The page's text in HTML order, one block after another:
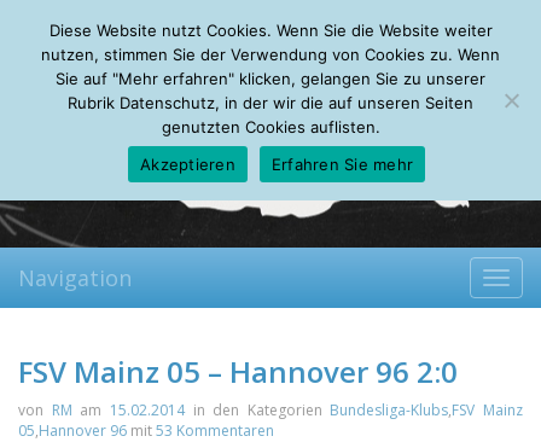
Saturday, 08.08.2026
Mein Account
About Autoren Leseempfehlungen FAQ
Navigation
FSV Mainz 05 – Hannover 96 2:0
von RM am 15.02.2014in den Kategorien Bundesliga-Klubs,FSV Mainz
05,Hannover 96 mit53 Kommentaren
Diese Website nutzt Cookies. Wenn Sie die Website weiter
nutzen, stimmen Sie der Verwendung von Cookies zu. Wenn
Sie auf "Mehr erfahren" klicken, gelangen Sie zu unserer
Rubrik Datenschutz, in der wir die auf unseren Seiten
genutzten Cookies auflisten.
Akzeptieren
Erfahren Sie mehr